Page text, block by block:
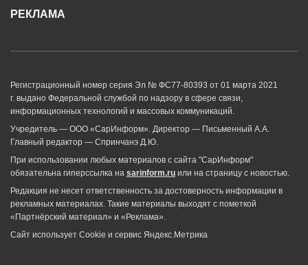
РЕКЛАМА
Регистрационный номер серия Эл № ФС77-80393 от 01 марта 2021
г. выдано Федеральной службой по надзору в сфере связи,
информационных технологий и массовых коммуникаций.
Учредитель — ООО «СарИнформ». Директор — Письменный А.А.
Главный редактор — Спринчанэ Д.Ю.
При использовании любых материалов с сайта "СарИнформ"
обязательна гиперссылка на sarinform.ru или на страницу с новостью.
Редакция не несет ответственность за достоверность информации в
рекламных материалах. Такие материалы выходят с пометкой
«Партнёрский материал» и «Реклама».
Сайт использует Cookie и сервиc Яндекс.Метрика